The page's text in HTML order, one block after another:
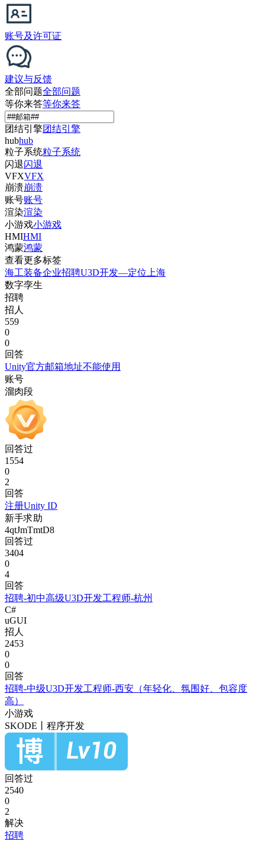
账号及许可证
建议与反馈
全部问题全部问题
等你来答等你来答
团结引擎团结引擎
hubhub
粒子系统粒子系统
闪退闪退
VFXVFX
崩溃崩溃
账号账号
渲染渲染
小游戏小游戏
HMIHMI
鸿蒙鸿蒙
查看更多标签
海工装备企业招聘U3D开发—定位上海
数字孪生
招聘
招人
559
0
0
回答
Unity官方邮箱地址不能使用
账号
溜肉段
回答过
1554
0
2
回答
注册Unity ID
新手求助
4qtJmTmtD8
回答过
3404
0
4
回答
招聘-初中高级U3D开发工程师-杭州
C#
uGUI
招人
2453
0
0
回答
招聘-中级U3D开发工程师-西安（年轻化、氛围好、包容度
高）
小游戏
SKODE丨程序开发
回答过
2540
0
2
解决
招聘